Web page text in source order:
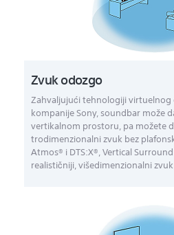
Zvuk odozgo
Zahvaljujući tehnologiji
kompanije Sony, soundbar može
vertikalnom prostoru, pa možete
trodimenzionalni zvuk bez
Atmos® i DTS:X®, Vertical
realističniji, višedimenzionalni